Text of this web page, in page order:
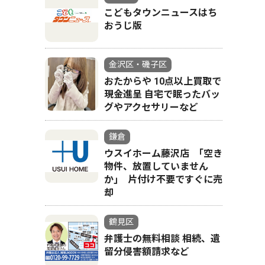
こどもタウンニュースはち
おうじ版
金沢区・磯子区
おたからや 10点以上買取で
現金進呈 自宅で眠ったバッ
グやアクセサリーなど
鎌倉
ウスイホーム藤沢店 ｢空き
物件、放置していません
か｣ 片付け不要ですぐに売
却
鶴見区
弁護士の無料相談 相続、遺
留分侵害額請求など